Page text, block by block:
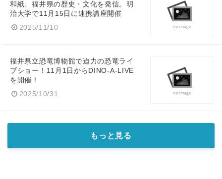
和紙、福井県の歴史・文化を発信。明
治大学で11月15日に連携講座開催
2025/11/10
福井県立恐竜博物館で迫力の恐竜ライ
ブショー！11月1日からDINO-A-LIVE
を開催！
2025/10/31
もっと見る